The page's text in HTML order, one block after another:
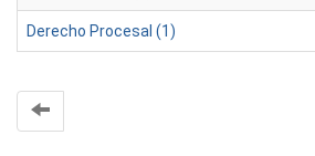
Derecho Procesal (1)